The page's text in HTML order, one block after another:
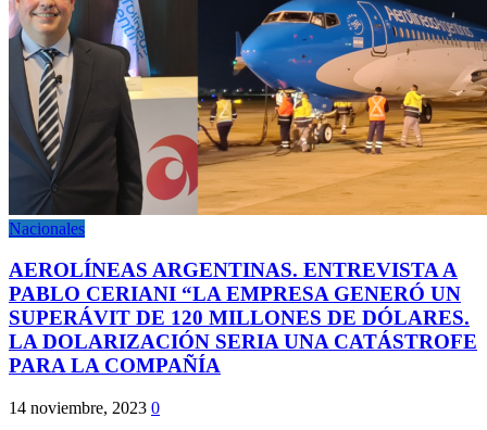
Nacionales
AEROLÍNEAS ARGENTINAS. ENTREVISTA A
PABLO CERIANI “LA EMPRESA GENERÓ UN
SUPERÁVIT DE 120 MILLONES DE DÓLARES.
LA DOLARIZACIÓN SERIA UNA CATÁSTROFE
PARA LA COMPAÑÍA
14 noviembre, 2023 0